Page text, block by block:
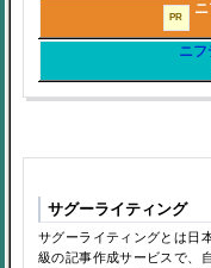
PR
ニ
サグーライティング
サグーライティングとは日
級の記事作成サービスで、